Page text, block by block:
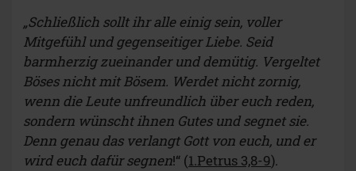
„Schließlich sollt ihr alle einig sein, voller
Mitgefühl und gegenseitiger Liebe. Seid
barmherzig zueinander und demütig. Vergeltet
Böses nicht mit Bösem. Werdet nicht zornig,
wenn die Leute unfreundlich über euch reden,
sondern wünscht ihnen Gutes und segnet sie.
Denn genau das verlangt Gott von euch, und er
wird euch dafür segnen!“ (1.Petrus 3,8-9).